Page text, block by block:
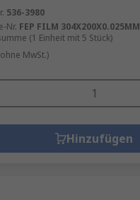
536-3980
Nr. FEP FILM 304X200X0.025MM
(1 Einheit mit 5 Stück)
MwSt.)
Hinzufügen